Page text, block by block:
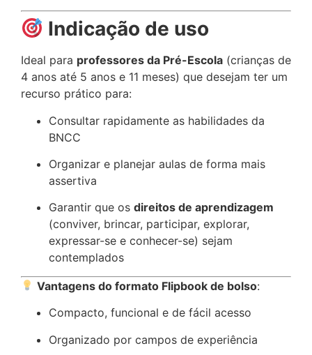
Indicação de uso
Ideal para professores da Pré-Escola (crianças de
4 anos até 5 anos e 11 meses) que desejam ter um
recurso prático para:
Consultar rapidamente as habilidades da
BNCC
Organizar e planejar aulas de forma mais
assertiva
Garantir que os direitos de aprendizagem
(conviver, brincar, participar, explorar,
expressar-se e conhecer-se) sejam
contemplados
Vantagens do formato Flipbook de bolso:
Compacto, funcional e de fácil acesso
Organizado por campos de experiência